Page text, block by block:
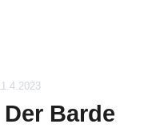
Barde